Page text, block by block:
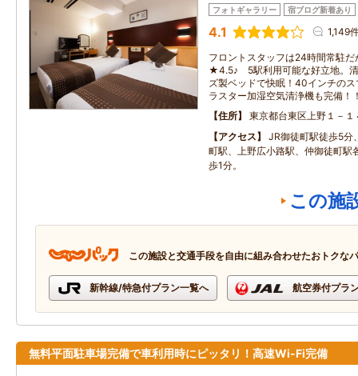
フォトギャラリー 宿ブログ新着あり
4.1 1,149
フロントスタッフは24時間常駐
★4.5♪ 5駅利用可能な好立地。清
ズ製ベッドで快眠！40インチの
ラスター加湿空気清浄機も完備！
住所
東京都台東区上野１－１
アクセス
JR御徒町駅徒歩5分
町駅、上野広小路駅、仲御徒町駅
歩1分。
この施
この施設と交通手段を自由に組み合わせたおトクな
新幹線/特急付プラン一覧へ 航空券付プラ
無料平面駐車場完備で車利用時にピッタリ！高速Wi-Fi完備